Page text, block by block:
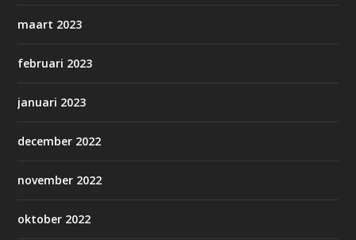
maart 2023
februari 2023
januari 2023
december 2022
november 2022
oktober 2022